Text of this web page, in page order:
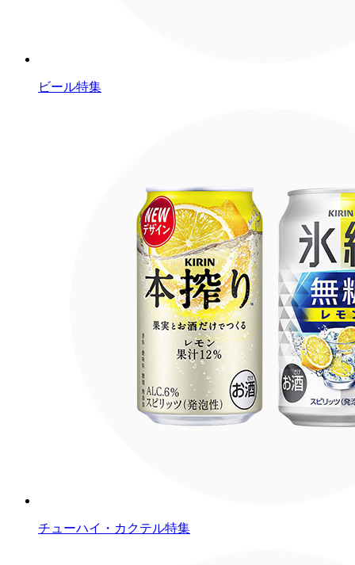
ビール特集
チューハイ・カクテル特集